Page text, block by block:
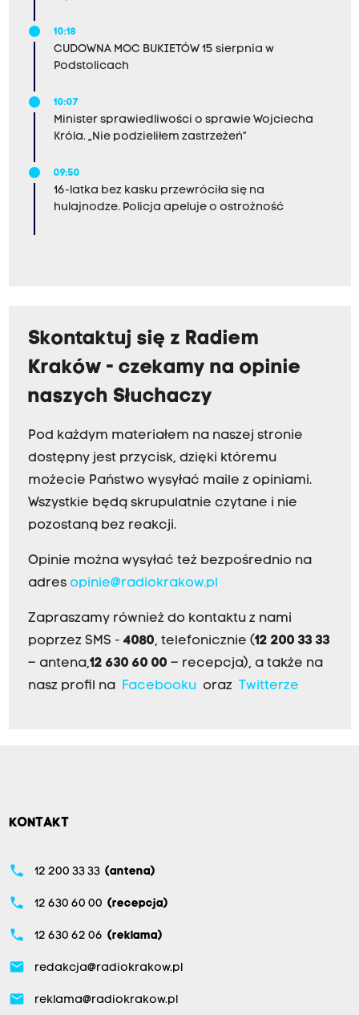
10:18
CUDOWNA MOC BUKIETÓW 15 sierpnia w
Podstolicach
10:07
Minister sprawiedliwości o sprawie Wojciecha
Króla. „Nie podzieliłem zastrzeżeń”
09:50
16-latka bez kasku przewróciła się na
hulajnodze. Policja apeluje o ostrożność
Skontaktuj się z Radiem
Kraków - czekamy na opinie
naszych Słuchaczy
Pod każdym materiałem na naszej stronie
dostępny jest przycisk, dzięki któremu
możecie Państwo wysyłać maile z opiniami.
Wszystkie będą skrupulatnie czytane i nie
pozostaną bez reakcji.
Opinie można wysyłać też bezpośrednio na
adres opinie@radiokrakow.pl
Zapraszamy również do kontaktu z nami
poprzez SMS - 4080, telefonicznie (12 200 33 33
– antena,12 630 60 00 – recepcja), a także na
nasz profil na
Facebookuoraz Twitterze
KONTAKT
phone 12 200 33 33 (antena)
phone 12 630 60 00 (recepcja)
phone 12 630 62 06 (reklama)
email redakcja@radiokrakow.pl
email reklama@radiokrakow.pl